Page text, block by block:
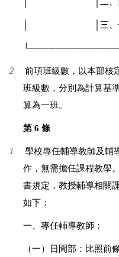
三
2 前項班級數，以本部核
班級數，分別為計算基
算為一班。
第 6 條
1 學校專任輔導教師及輔
作，無需擔任課程教學
書規定，教授輔導相關
如下：
一、專任輔導教師：
（一）日間部：比照前